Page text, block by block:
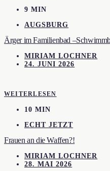
9 MIN
AUGSBURG
Ärger im Familienbad
MIRIAM LOCHNER
24. JUNI 2026
WEITERLESEN
10 MIN
ECHT JETZT
Frauen an die Waffen?!
MIRIAM LOCHNER
28. MAI 2026